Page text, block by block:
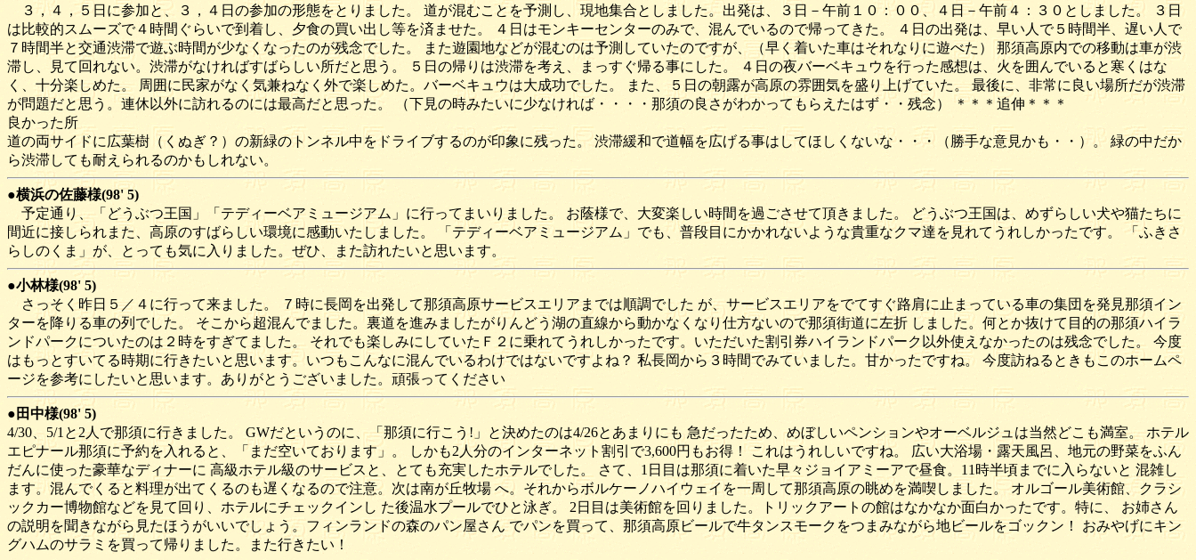
３，４，５日に参加と、３，４日の参加の形態をとりました。 道が混むことを予測し、現地集合としました。出発は、３日－午前１０：００、４日－午前４：３０としました。 ３日
は比較的スムーズで４時間ぐらいで到着し、夕食の買い出し等を済ませた。 ４日はモンキーセンターのみで、混んでいるので帰ってきた。 ４日の出発は、早い人で５時間半、遅い人で
７時間半と交通渋滞で遊ぶ時間が少なくなったのが残念でした。 また遊園地などが混むのは予測していたのですが、（早く着いた車はそれなりに遊べた） 那須高原内での移動は車が渋
滞し、見て回れない。渋滞がなければすばらしい所だと思う。 ５日の帰りは渋滞を考え、まっすぐ帰る事にした。 ４日の夜バーベキュウを行った感想は、火を囲んでいると寒くはな
く、十分楽しめた。 周囲に民家がなく気兼ねなく外で楽しめた。バーベキュウは大成功でした。 また、５日の朝露が高原の雰囲気を盛り上げていた。 最後に、非常に良い場所だが渋滞
が問題だと思う。連休以外に訪れるのには最高だと思った。 （下見の時みたいに少なければ・・・・那須の良さがわかってもらえたはず・・残念） ＊＊＊追伸＊＊＊
良かった所
道の両サイドに広葉樹（くぬぎ？）の新緑のトンネル中をドライブするのが印象に残った。 渋滞緩和で道幅を広げる事はしてほしくないな・・・（勝手な意見かも・・）。 緑の中だか
ら渋滞しても耐えられるのかもしれない。
●横浜の佐藤様(98' 5)
予定通り、「どうぶつ王国」「テディーベアミュージアム」に行ってまいりました。 お蔭様で、大変楽しい時間を過ごさせて頂きました。 どうぶつ王国は、めずらしい犬や猫たちに
間近に接しられまた、高原のすばらしい環境に感動いたしました。 「テディーベアミュージアム」でも、普段目にかかれないような貴重なクマ達を見れてうれしかったです。 「ふきさ
らしのくま」が、とっても気に入りました。ぜひ、また訪れたいと思います。
●小林様(98' 5)
さっそく昨日５／４に行って来ました。 ７時に長岡を出発して那須高原サービスエリアまでは順調でした が、サービスエリアをでてすぐ路肩に止まっている車の集団を発見那須イン
ターを降りる車の列でした。 そこから超混んでました。裏道を進みましたがりんどう湖の直線から動かなくなり仕方ないので那須街道に左折 しました。何とか抜けて目的の那須ハイラ
ンドパークについたのは２時をすぎてました。 それでも楽しみにしていたＦ２に乗れてうれしかったです。いただいた割引券ハイランドパーク以外使えなかったのは残念でした。 今度
はもっとすいてる時期に行きたいと思います。いつもこんなに混んでいるわけではないですよね？ 私長岡から３時間でみていました。甘かったですね。 今度訪ねるときもこのホームペ
ージを参考にしたいと思います。ありがとうございました。頑張ってください
●田中様(98' 5)
4/30、5/1と2人で那須に行きました。 GWだというのに、「那須に行こう!」と決めたのは4/26とあまりにも 急だったため、めぼしいペンションやオーベルジュは当然どこも満室。 ホテル
エピナール那須に予約を入れると、「まだ空いております」。 しかも2人分のインターネット割引で3,600円もお得！ これはうれしいですね。 広い大浴場・露天風呂、地元の野菜をふん
だんに使った豪華なディナーに 高級ホテル級のサービスと、とても充実したホテルでした。 さて、1日目は那須に着いた早々ジョイアミーアで昼食。11時半頃までに入らないと 混雑し
ます。混んでくると料理が出てくるのも遅くなるので注意。次は南が丘牧場 へ。それからボルケーノハイウェイを一周して那須高原の眺めを満喫しました。 オルゴール美術館、クラシ
ックカー博物館などを見て回り、ホテルにチェックインし た後温水プールでひと泳ぎ。 2日目は美術館を回りました。トリックアートの館はなかなか面白かったです。特に、 お姉さん
の説明を聞きながら見たほうがいいでしょう。フィンランドの森のパン屋さん でパンを買って、那須高原ビールで牛タンスモークをつまみながら地ビールをゴックン！ おみやげにキン
グハムのサラミを買って帰りました。また行きたい！